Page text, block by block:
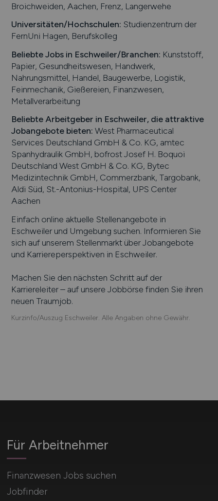
Broichweiden, Aachen, Frenz, Langerwehe
Universitäten/Hochschulen: Studienzentrum der
FernUni Hagen, Berufskolleg
Beliebte Jobs in Eschweiler/Branchen: Kunststoff,
Papier, Gesundheitswesen, Handwerk,
Nahrungsmittel, Handel, Baugewerbe, Logistik,
Feinmechanik, Gießereien, Finanzwesen,
Metallverarbeitung
Beliebte Arbeitgeber in Eschweiler, die attraktive
Jobangebote bieten: West Pharmaceutical
Services Deutschland GmbH & Co. KG, amtec
Spanhydraulik GmbH, bofrost Josef H. Boquoi
Deutschland West GmbH & Co. KG, Bytec
Medizintechnik GmbH, Commerzbank, Targobank,
Aldi Süd, St.-Antonius-Hospital, UPS Center
Aachen
Einfach online aktuelle Stellenangebote in
Eschweilerund Umgebung suchen. Informieren Sie
sich auf unserem Stellenmarkt über Jobangebote
und Karriereperspektiven in Eschweiler.
Machen Sie den nächsten Schritt auf der
Karriereleiter – auf unsere Jobbörse finden Sie ihren
neuen Traumjob.
Kurzinfo/Auszug Eschweiler. Alle Angaben ohne Gewähr.
Für Arbeitnehmer
Finanzwesen Jobs suchen
Jobfinder